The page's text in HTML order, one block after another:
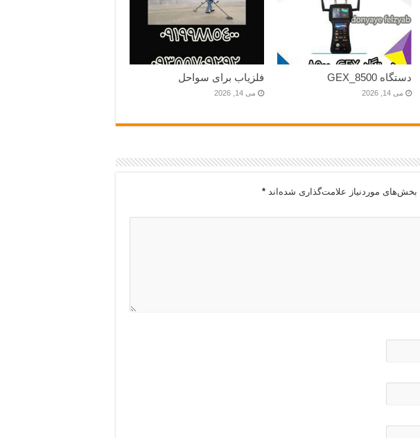
دستگاه GEX_8500
می 14, 2026
فلزیاب برای سواحل
می 14, 2026
بخش‌های موردنیاز علامت‌گذاری شده‌اند *